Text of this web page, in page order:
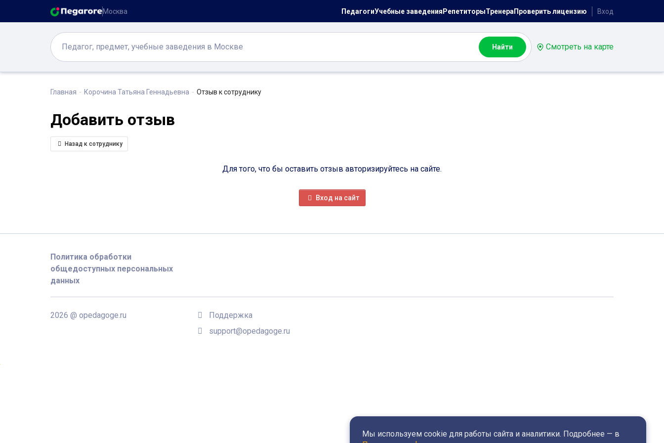
Москва ПедагогиУчебные заведенияРепетиторыТренераПроверить лицензию Вход
Найти Смотреть на карте
Главная Корочина Татьяна Геннадьевна Отзыв к сотруднику
Добавить отзыв
Назад к сотруднику
Для того, что бы оставить отзыв авторизируйтесь на сайте.
Вход на сайт
Политика обработки
общедоступных персональных
данных
2026 @ opedagoge.ru
Поддержка
support@opedagoge.ru
Мы используем cookie для работы сайта и аналитики. Подробнее — в